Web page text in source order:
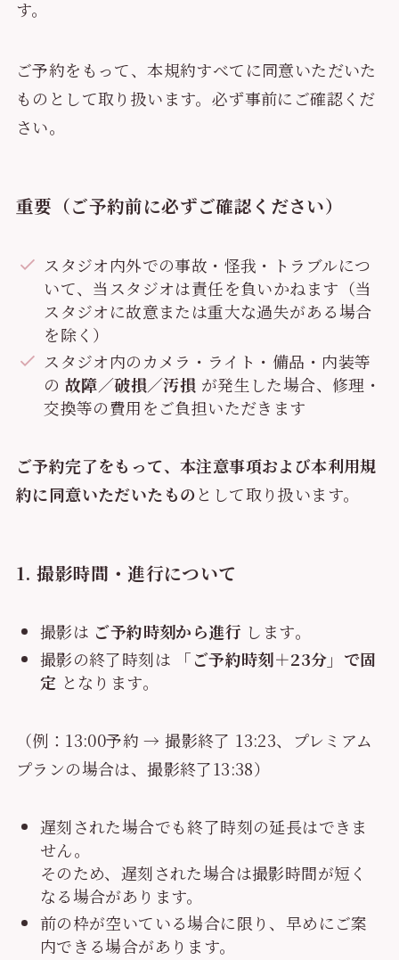
す。
ご予約をもって、本規約すべてに同意いただいた
ものとして取り扱います。必ず事前にご確認くだ
さい。
重要（ご予約前に必ずご確認ください）
スタジオ内外での事故・怪我・トラブルにつ
いて、当スタジオは責任を負いかねます（当
スタジオに故意または重大な過失がある場合
を除く）
スタジオ内のカメラ・ライト・備品・内装等
の故障／破損／汚損 が発生した場合、修理・
交換等の費用をご負担いただきます
ご予約完了をもって、本注意事項および本利用規
約に同意いただいたものとして取り扱います。
1. 撮影時間・進行について
撮影は ご予約時刻から進行 します。
撮影の終了時刻は
「ご予約時刻＋23分」で固
定 となります。
（例：13:00予約 → 撮影終了 13:23、プレミアム
プランの場合は、撮影終了13:38）
遅刻された場合でも終了時刻の延長はできま
せん。
そのため、遅刻された場合は撮影時間が短く
なる場合があります。
前の枠が空いている場合に限り、早めにご案
内できる場合があります。